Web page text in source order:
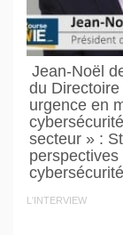
Jean-Noël
du
urgence en
secteur » :
cybersécurité
L'INTERVIEW